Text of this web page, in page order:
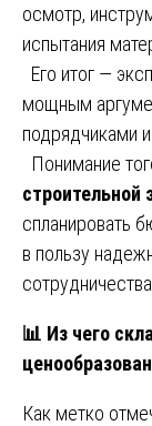
осмотр,
испытания
Его итог —
мощным
подрядчиками
Понимание
строительной
спланировать
в пользу
📊 Из чего
Как метко